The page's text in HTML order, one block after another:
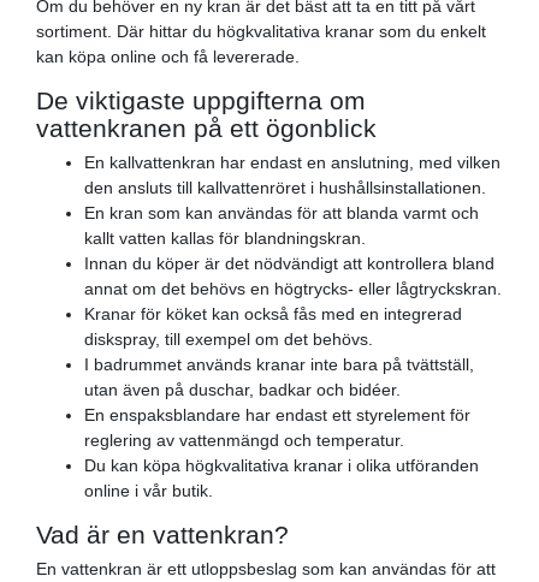
Om du behöver en ny kran är det bäst att ta en titt på vårt
sortiment. Där hittar du högkvalitativa kranar som du enkelt
kan köpa online och få levererade.
De viktigaste uppgifterna om
vattenkranen på ett ögonblick
En kallvattenkran har endast en anslutning, med vilken
den ansluts till kallvattenröret i hushållsinstallationen.
En kran som kan användas för att blanda varmt och
kallt vatten kallas för blandningskran.
Innan du köper är det nödvändigt att kontrollera bland
annat om det behövs en högtrycks- eller lågtryckskran.
Kranar för köket kan också fås med en integrerad
diskspray, till exempel om det behövs.
I badrummet används kranar inte bara på tvättställ,
utan även på duschar, badkar och bidéer.
En enspaksblandare har endast ett styrelement för
reglering av vattenmängd och temperatur.
Du kan köpa högkvalitativa kranar i olika utföranden
online i vår butik.
Vad är en vattenkran?
En vattenkran är ett utloppsbeslag som kan användas för att